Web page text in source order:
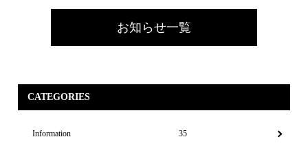
お知らせ一覧
CATEGORIES
Information 35